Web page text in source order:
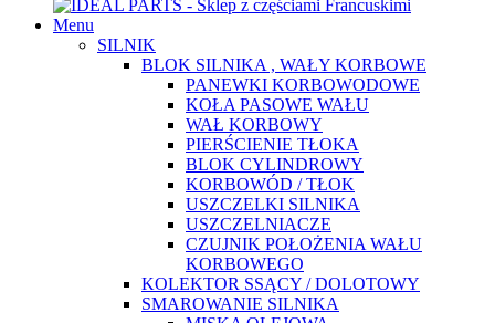
Menu
SILNIK
BLOK SILNIKA , WAŁY KORBOWE
PANEWKI KORBOWODOWE
KOŁA PASOWE WAŁU
WAŁ KORBOWY
PIERŚCIENIE TŁOKA
BLOK CYLINDROWY
KORBOWÓD / TŁOK
USZCZELKI SILNIKA
USZCZELNIACZE
CZUJNIK POŁOŻENIA WAŁU
KORBOWEGO
KOLEKTOR SSĄCY / DOLOTOWY
SMAROWANIE SILNIKA